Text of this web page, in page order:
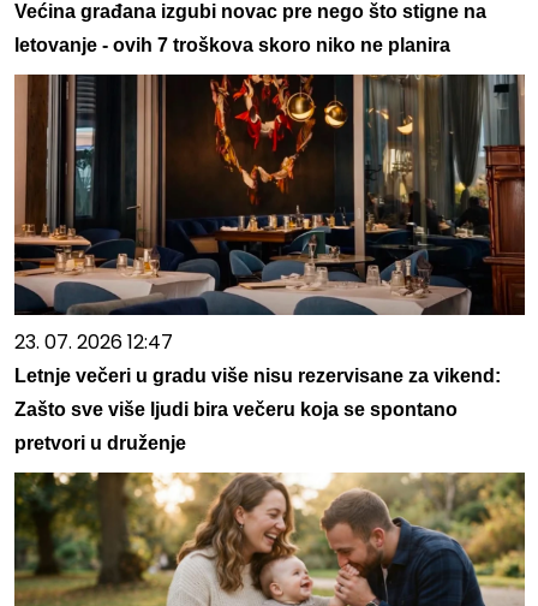
Većina građana izgubi novac pre nego što stigne na
letovanje - ovih 7 troškova skoro niko ne planira
23. 07. 2026 12:47
Letnje večeri u gradu više nisu rezervisane za vikend:
Zašto sve više ljudi bira večeru koja se spontano
pretvori u druženje